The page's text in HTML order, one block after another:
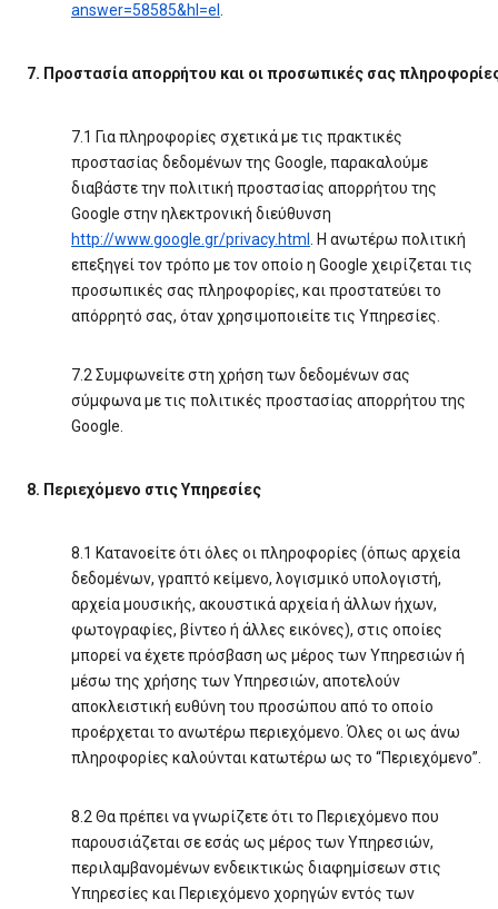
answer=58585&hl=el .
7. Προστασία απορρήτου και οι προσωπικές σας
7.1 Για πληροφορίες σχετικά με τις πρακτικές
προστασίας δεδομένων της Google, παρακαλούμε
διαβάστε την πολιτική προστασίας απορρήτου της
Google στην ηλεκτρονική διεύθυνση
http://www.google.gr/privacy.html . Η ανωτέρω πολιτική
επεξηγεί τον τρόπο με τον οποίο η Google χειρίζεται τις
προσωπικές σας πληροφορίες, και προστατεύει το
απόρρητό σας, όταν χρησιμοποιείτε τις Υπηρεσίες.
7.2 Συμφωνείτε στη χρήση των δεδομένων σας
σύμφωνα με τις πολιτικές προστασίας απορρήτου της
Google.
8. Περιεχόμενο στις Υπηρεσίες
8.1 Κατανοείτε ότι όλες οι πληροφορίες (όπως αρχεία
δεδομένων, γραπτό κείμενο, λογισμικό υπολογιστή,
αρχεία μουσικής, ακουστικά αρχεία ή άλλων ήχων,
φωτογραφίες, βίντεο ή άλλες εικόνες), στις οποίες
μπορεί να έχετε πρόσβαση ως μέρος των Υπηρεσιών ή
μέσω της χρήσης των Υπηρεσιών, αποτελούν
αποκλειστική ευθύνη του προσώπου από το οποίο
προέρχεται το ανωτέρω περιεχόμενο. Όλες οι ως άνω
πληροφορίες καλούνται κατωτέρω ως το “Περιεχόμενο”.
8.2 Θα πρέπει να γνωρίζετε ότι το Περιεχόμενο που
παρουσιάζεται σε εσάς ως μέρος των Υπηρεσιών,
περιλαμβανομένων ενδεικτικώς διαφημίσεων στις
Υπηρεσίες και Περιεχόμενο χορηγών εντός των